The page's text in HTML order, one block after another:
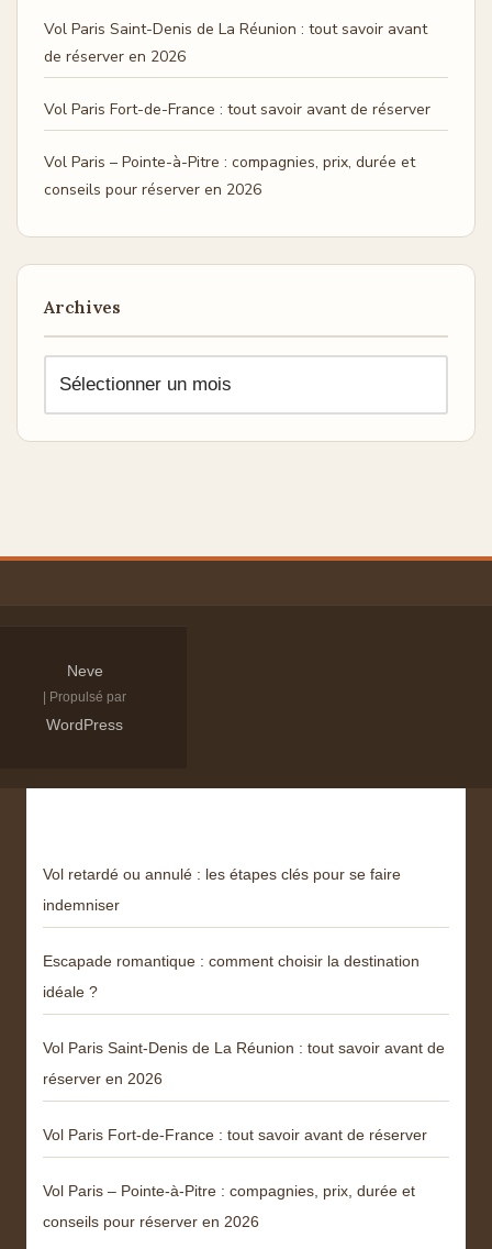
Vol Paris Saint-Denis de La Réunion : tout savoir avant
de réserver en 2026
Vol Paris Fort-de-France : tout savoir avant de réserver
Vol Paris – Pointe-à-Pitre : compagnies, prix, durée et
conseils pour réserver en 2026
Archives
Neve
| Propulsé par
WordPress
Vol retardé ou annulé : les étapes clés pour se faire
indemniser
Escapade romantique : comment choisir la destination
idéale ?
Vol Paris Saint-Denis de La Réunion : tout savoir avant de
réserver en 2026
Vol Paris Fort-de-France : tout savoir avant de réserver
Vol Paris – Pointe-à-Pitre : compagnies, prix, durée et
conseils pour réserver en 2026